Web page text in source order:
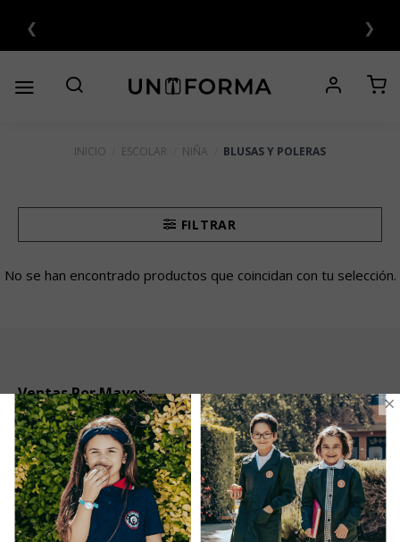
contenido
❮
SIN INTERÉS 💳 ❯
INICIO ESCOLAR NIÑA BLUSAS Y POLERAS
FILTRAR
No se han encontrado productos que coincidan con tu selección.
Ventas Por Mayor
Uniforme Escolar Genéricos
Uniforme Escolar Colegios
Uniforme Empresas
Uniforme Clínico
×